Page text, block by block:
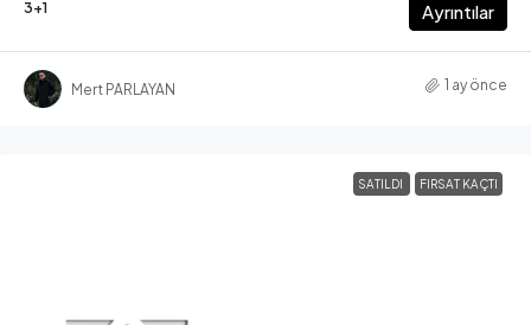
3+1 Ayrıntılar
Mert PARLAYAN 1 ay önce
SATILDI FIRSAT KAÇTI